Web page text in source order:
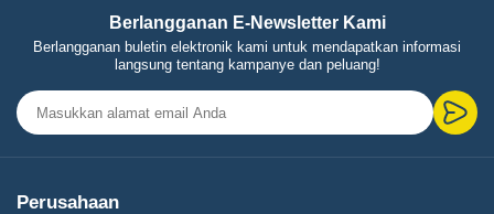
Berlangganan E-Newsletter Kami
Berlangganan buletin elektronik kami untuk mendapatkan informasi
langsung tentang kampanye dan peluang!
Perusahaan